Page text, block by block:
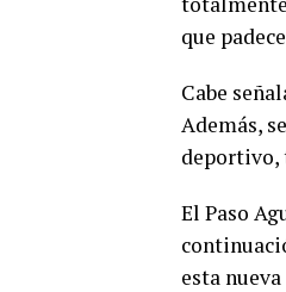
que
Cabe
Además,
deportivo,
El Paso
esta